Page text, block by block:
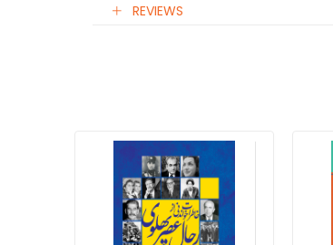
REVIEWS